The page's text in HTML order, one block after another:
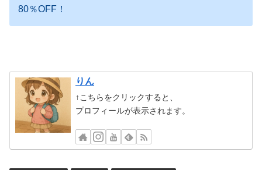
80％OFF！
りん
↑こちらをクリックすると、
プロフィールが表示されます。